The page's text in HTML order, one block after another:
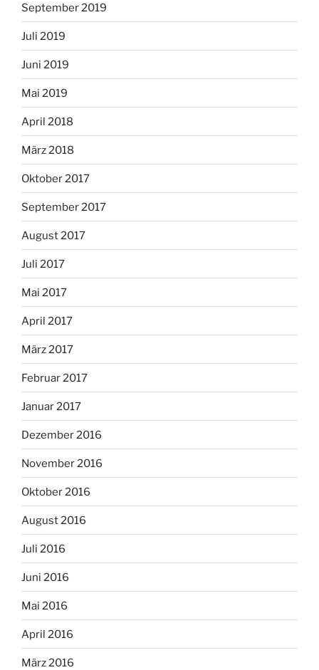
September 2019
Juli 2019
Juni 2019
Mai 2019
April 2018
März 2018
Oktober 2017
September 2017
August 2017
Juli 2017
Mai 2017
April 2017
März 2017
Februar 2017
Januar 2017
Dezember 2016
November 2016
Oktober 2016
August 2016
Juli 2016
Juni 2016
Mai 2016
April 2016
März 2016